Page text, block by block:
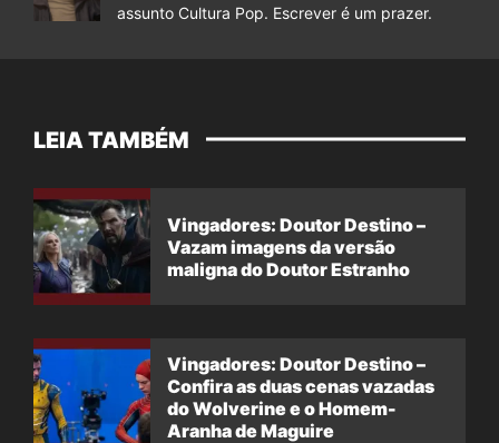
assunto Cultura Pop. Escrever é um prazer.
LEIA TAMBÉM
Vingadores: Doutor Destino –
Vazam imagens da versão
maligna do Doutor Estranho
Vingadores: Doutor Destino –
Confira as duas cenas vazadas
do Wolverine e o Homem-
Aranha de Maguire